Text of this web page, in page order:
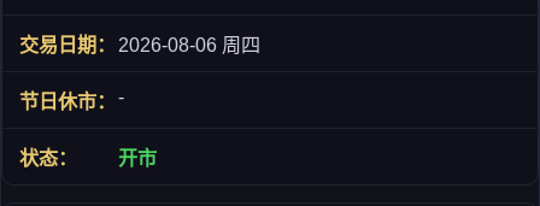
2026-08-06 周四
-
开市